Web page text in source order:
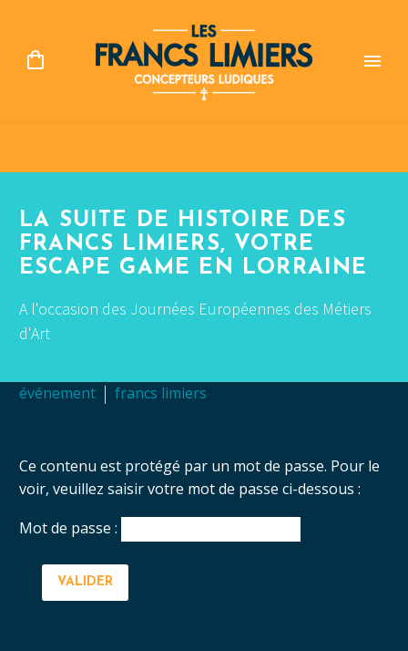
LA SUITE DE HISTOIRE DES
FRANCS LIMIERS, VOTRE
ESCAPE GAME EN LORRAINE
A l'occasion des Journées Européennes des Métiers
d'Art
événement francs limiers
Ce contenu est protégé par un mot de passe. Pour le
voir, veuillez saisir votre mot de passe ci-dessous :
Mot de passe :